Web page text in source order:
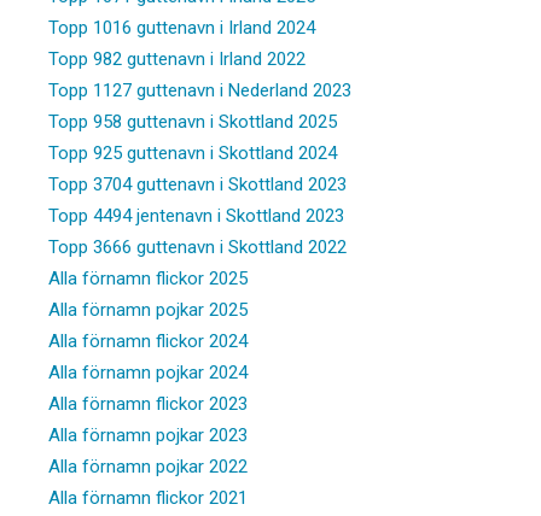
Topp 1016 guttenavn i Irland 2024
Topp 982 guttenavn i Irland 2022
Topp 1127 guttenavn i Nederland 2023
Topp 958 guttenavn i Skottland 2025
Topp 925 guttenavn i Skottland 2024
Topp 3704 guttenavn i Skottland 2023
Topp 4494 jentenavn i Skottland 2023
Topp 3666 guttenavn i Skottland 2022
Alla förnamn flickor 2025
Alla förnamn pojkar 2025
Alla förnamn flickor 2024
Alla förnamn pojkar 2024
Alla förnamn flickor 2023
Alla förnamn pojkar 2023
Alla förnamn pojkar 2022
Alla förnamn flickor 2021